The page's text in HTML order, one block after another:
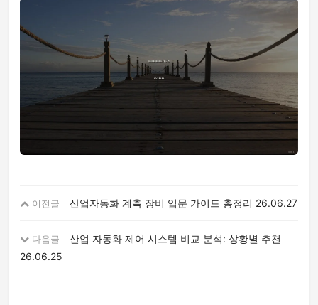
이전글 산업자동화 계측 장비 입문 가이드 총정리 26.06.27
다음글
산업 자동화 제어 시스템 비교 분석: 상황별 추천
26.06.25